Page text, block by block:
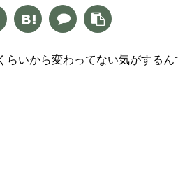
らいから変わってない気がする